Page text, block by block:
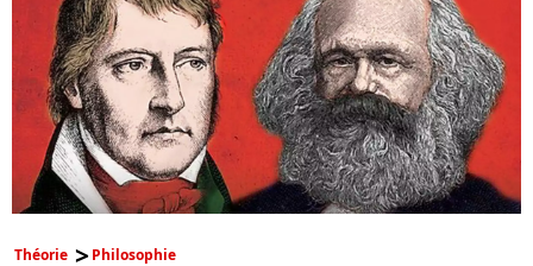
Théorie Philosophie